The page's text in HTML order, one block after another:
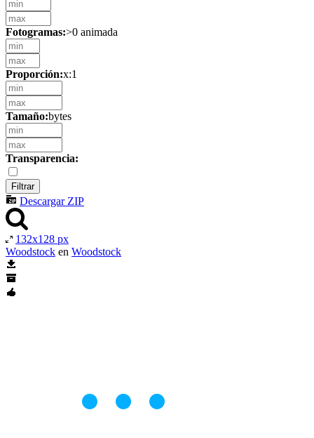
Fotogramas:>0 animada
Proporción:x:1
Tamaño:bytes
Transparencia:
Descargar ZIP
132x128 px
Woodstock en Woodstock